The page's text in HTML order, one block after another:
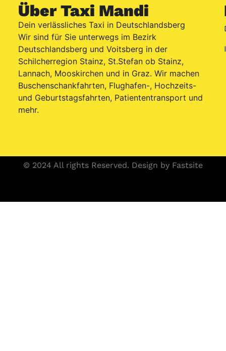
Über Taxi Mandi
Dein verlässliches Taxi in Deutschlandsberg
Wir sind für Sie unterwegs im Bezirk
Deutschlandsberg und Voitsberg in der
Schilcherregion Stainz, St.Stefan ob Stainz,
Lannach, Mooskirchen und in Graz. Wir machen
Buschenschankfahrten, Flughafen-, Hochzeits-
und Geburtstagsfahrten, Patiententransport und
mehr.
© 2024 All rights Reserved. Design by Fastsite